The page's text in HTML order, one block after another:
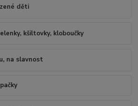
děti
kšiltovky, kloboučky
na slavnost